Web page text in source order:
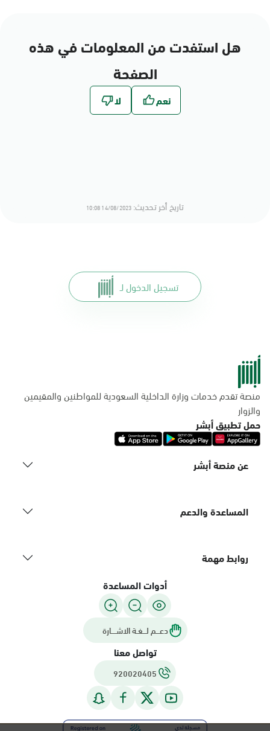
هل استفدت من المعلومات في هذه
الصفحة
تاريخ أخر تحديث: 14/08/2023 10:08
تسجيل الدخول لـ
منصة تقدم خدمات وزارة الداخلية السعودية للمواطنين والمقيمين
والزوار
حمل تطبيق أبشر
عن منصة أبشر
المساعدة والدعم
روابط مهمة
أدوات المساعدة
دعـــم لـــغـة الاشــــارة
تواصل معنا
920020405